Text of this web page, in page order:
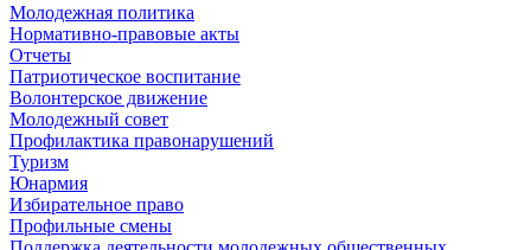
Молодежная политика
Нормативно-правовые акты
Отчеты
Патриотическое воспитание
Волонтерское движение
Молодежный совет
Профилактика правонарушений
Туризм
Юнармия
Избирательное право
Профильные смены